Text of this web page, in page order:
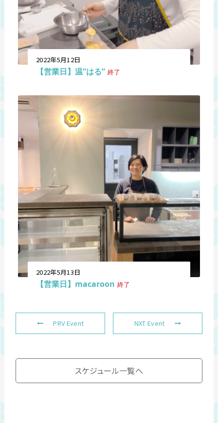
2022年5月12日
【営業日】温”はる” 終了
2022年5月13日
【営業日】macaroon 終了
PRV Event NXT Event
スケジュール一覧へ